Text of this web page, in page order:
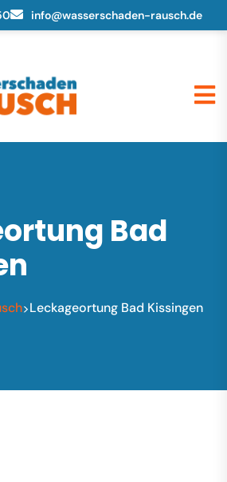
info@wasserschaden-rausch.de
Bad
>Leckageortung Bad Kissingen